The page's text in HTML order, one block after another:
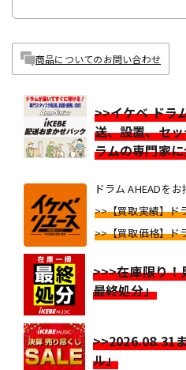
商品についてのお問い合わせ
>>イケベ ドラ
送、設置、セ
ラムの専門家
ドラム AHEADを
>>【買取実績】ド
>>【買取価格】ド
>>>在庫限り！
最終処分」
>>2026.08.31
ル」